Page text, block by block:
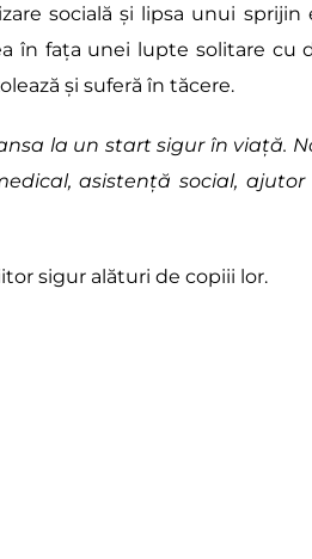
socială și lipsa unui sprijin
în fața unei lupte solitare cu
și suferă în tăcere.
la un start sigur în viață.
asistență social,
sigur alături de copiii lor.